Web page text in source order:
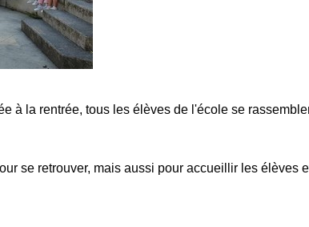
à la rentrée, tous les élèves de l'école se
se retrouver, mais aussi pour accueillir les élèves